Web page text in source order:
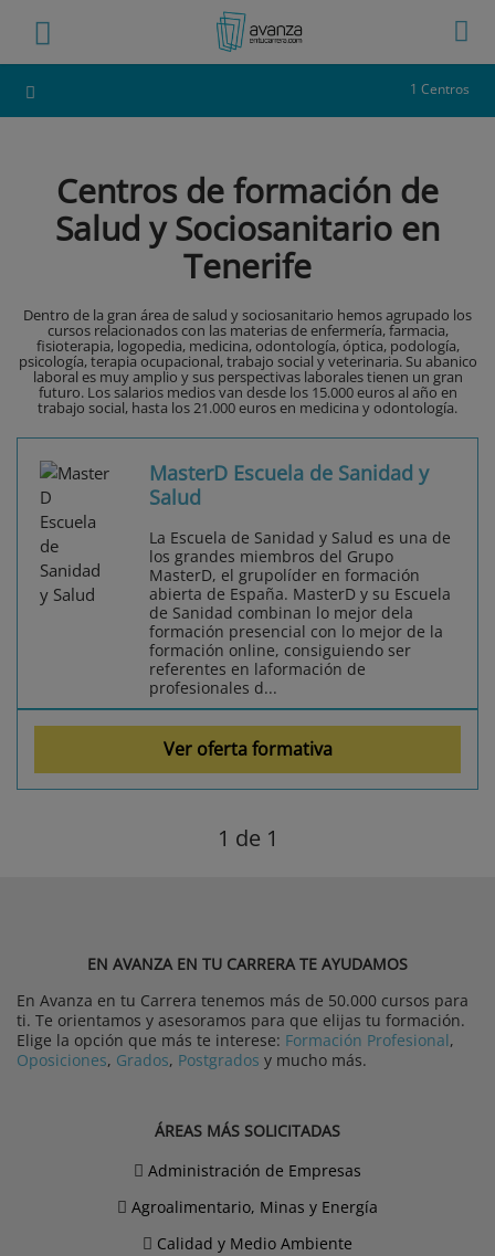
1 Centros
Centros de formación de
Salud y Sociosanitario en
Tenerife
Dentro de la gran área de salud y sociosanitario hemos agrupado los
cursos relacionados con las materias de enfermería, farmacia,
fisioterapia, logopedia, medicina, odontología, óptica, podología,
psicología, terapia ocupacional, trabajo social y veterinaria. Su abanico
laboral es muy amplio y sus perspectivas laborales tienen un gran
futuro. Los salarios medios van desde los 15.000 euros al año en
trabajo social, hasta los 21.000 euros en medicina y odontología.
MasterD Escuela de Sanidad y
Salud
La Escuela de Sanidad y Salud es una de
los grandes miembros del Grupo
MasterD, el grupolíder en formación
abierta de España. MasterD y su Escuela
de Sanidad combinan lo mejor dela
formación presencial con lo mejor de la
formación online, consiguiendo ser
referentes en laformación de
profesionales d...
Ver oferta formativa
1 de 1
EN AVANZA EN TU CARRERA TE AYUDAMOS
En Avanza en tu Carrera tenemos más de 50.000 cursos para
ti. Te orientamos y asesoramos para que elijas tu formación.
Elige la opción que más te interese: Formación Profesional,
Oposiciones, Grados, Postgrados y mucho más.
ÁREAS MÁS SOLICITADAS
Administración de Empresas
Agroalimentario, Minas y Energía
Calidad y Medio Ambiente